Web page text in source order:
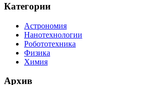
Категории
Астрономия
Нанотехнологии
Робототехника
Физика
Химия
Архив